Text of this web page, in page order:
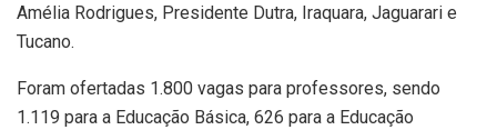
Amélia Rodrigues, Presidente Dutra, Iraquara, Jaguarari e
Tucano.
Foram ofertadas 1.800 vagas para professores, sendo
1.119 para a Educação Básica, 626 para a Educação